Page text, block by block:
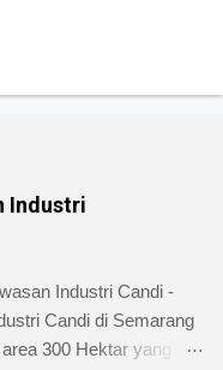
Industri
Industri Candi -
Candi di Semarang
300 Hektar yang